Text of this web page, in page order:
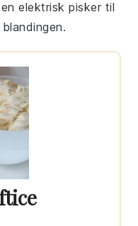
enelektrisk pisker til
blandingen.